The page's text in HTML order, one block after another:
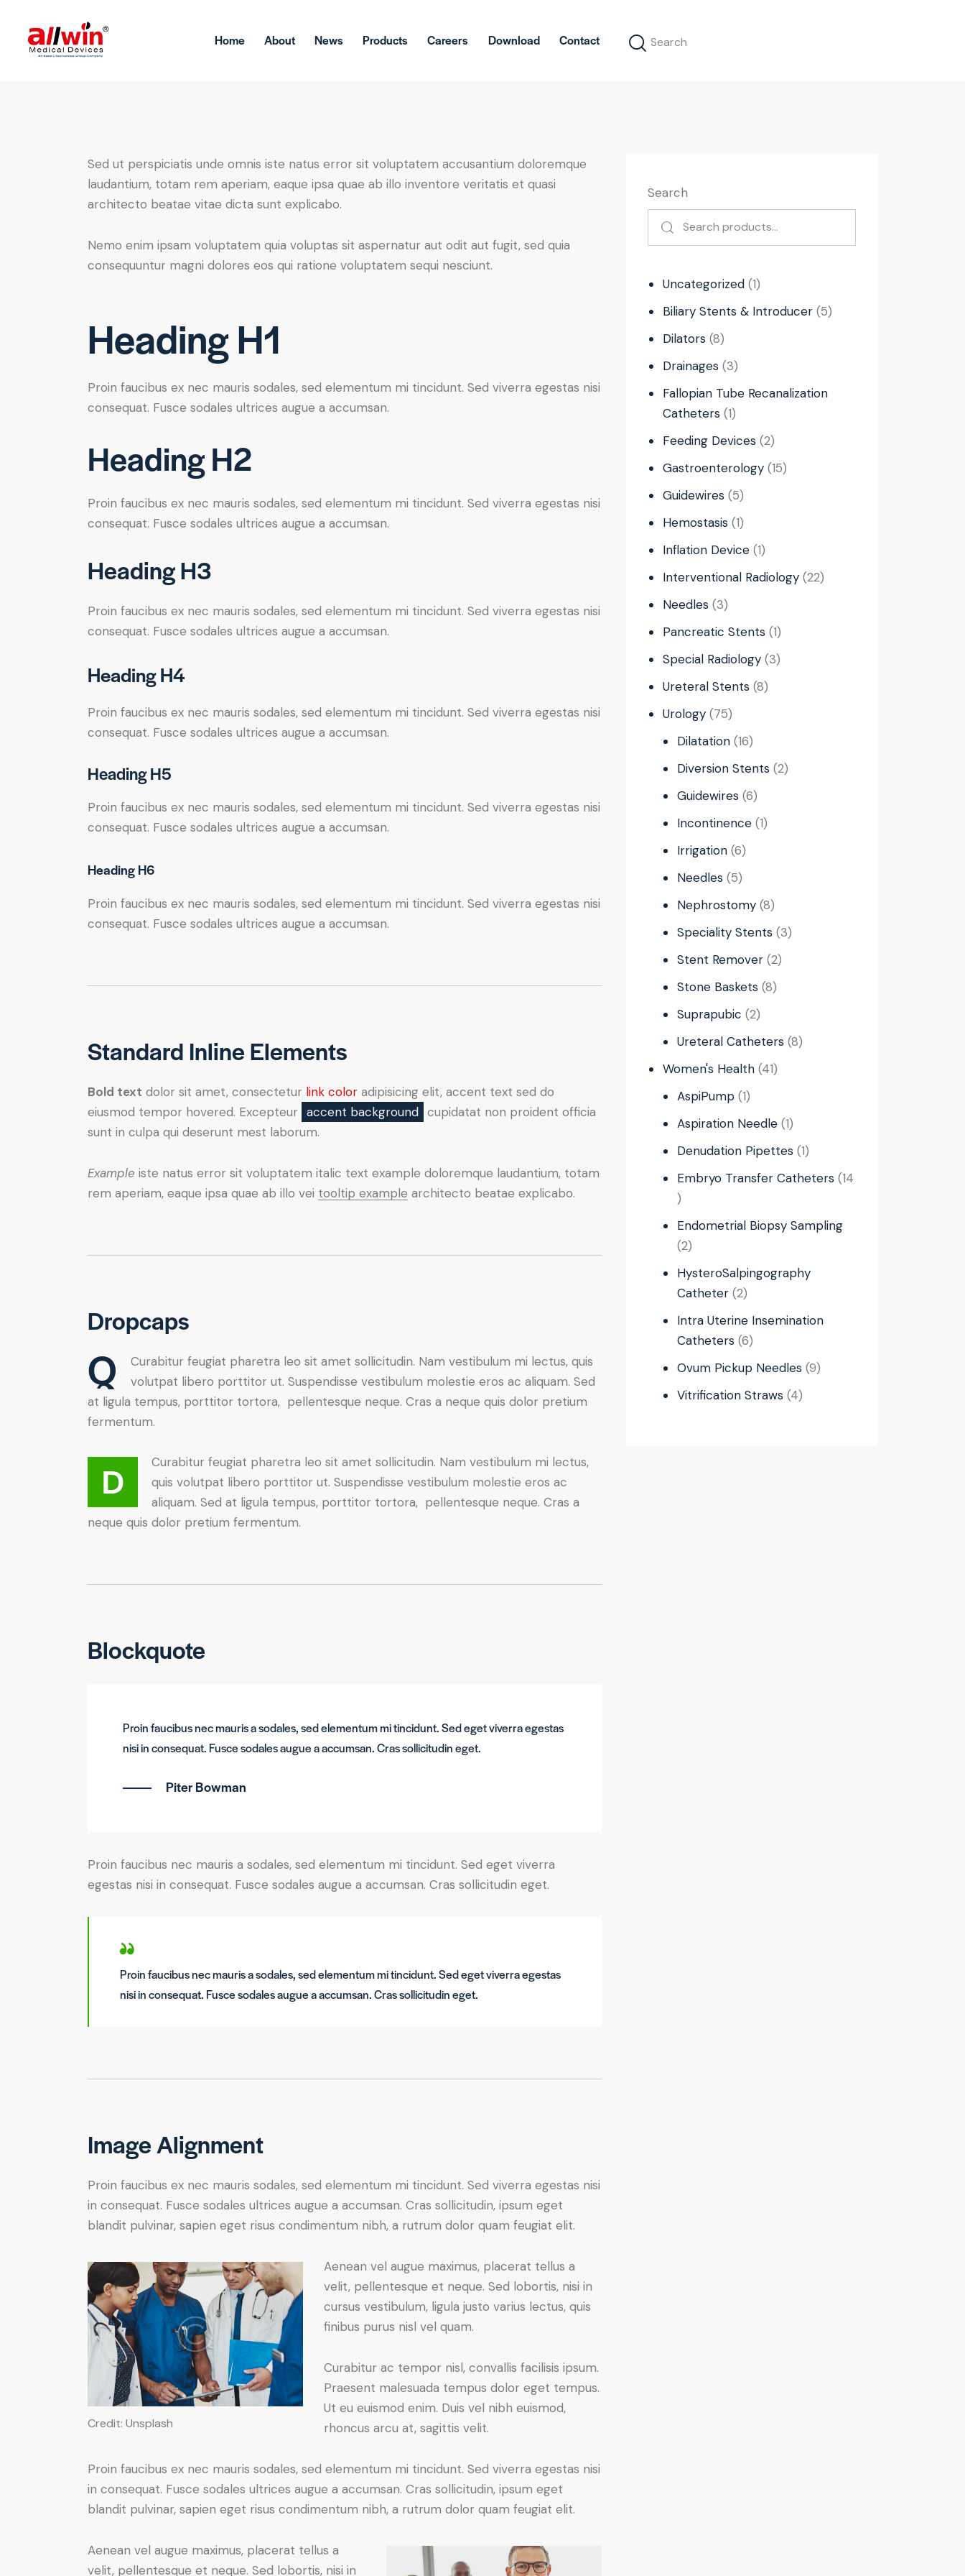
Home About News Products Careers Download Contact
Sed ut perspiciatis unde omnis iste natus error sit voluptatem accusantium doloremque
laudantium, totam rem aperiam, eaque ipsa quae ab illo inventore veritatis et quasi
architecto beatae vitae dicta sunt explicabo.
Nemo enim ipsam voluptatem quia voluptas sit aspernatur aut odit aut fugit, sed quia
consequuntur magni dolores eos qui ratione voluptatem sequi nesciunt.
Heading H1
Proin faucibus ex nec mauris sodales, sed elementum mi tincidunt. Sed viverra egestas nisi
consequat. Fusce sodales ultrices augue a accumsan.
Heading H2
Proin faucibus ex nec mauris sodales, sed elementum mi tincidunt. Sed viverra egestas nisi
consequat. Fusce sodales ultrices augue a accumsan.
Heading H3
Proin faucibus ex nec mauris sodales, sed elementum mi tincidunt. Sed viverra egestas nisi
consequat. Fusce sodales ultrices augue a accumsan.
Heading H4
Proin faucibus ex nec mauris sodales, sed elementum mi tincidunt. Sed viverra egestas nisi
consequat. Fusce sodales ultrices augue a accumsan.
Heading H5
Proin faucibus ex nec mauris sodales, sed elementum mi tincidunt. Sed viverra egestas nisi
consequat. Fusce sodales ultrices augue a accumsan.
Heading H6
Proin faucibus ex nec mauris sodales, sed elementum mi tincidunt. Sed viverra egestas nisi
consequat. Fusce sodales ultrices augue a accumsan.
Standard Inline Elements
Bold text dolor sit amet, consectetur link color adipisicing elit, accent text sed do
eiusmod tempor hovered. Excepteur accent background cupidatat non proident officia
sunt in culpa qui deserunt mest laborum.
Example iste natus error sit voluptatem italic text example doloremque laudantium, totam
rem aperiam, eaque ipsa quae ab illo vei tooltip example architecto beatae explicabo.
Dropcaps
Q
Curabitur feugiat pharetra leo sit amet sollicitudin. Nam vestibulum mi lectus, quis
volutpat libero porttitor ut. Suspendisse vestibulum molestie eros ac aliquam. Sed
at ligula tempus, porttitor tortora, pellentesque neque. Cras a neque quis dolor pretium
fermentum.
D
Curabitur feugiat pharetra leo sit amet sollicitudin. Nam vestibulum mi lectus,
quis volutpat libero porttitor ut. Suspendisse vestibulum molestie eros ac
aliquam. Sed at ligula tempus, porttitor tortora, pellentesque neque. Cras a
neque quis dolor pretium fermentum.
Blockquote
Proin faucibus nec mauris a sodales, sed elementum mi tincidunt. Sed eget viverra egestas
nisi in consequat. Fusce sodales augue a accumsan. Cras sollicitudin eget.
Piter Bowman
Proin faucibus nec mauris a sodales, sed elementum mi tincidunt. Sed eget viverra
egestas nisi in consequat. Fusce sodales augue a accumsan. Cras sollicitudin eget.
Proin faucibus nec mauris a sodales, sed elementum mi tincidunt. Sed eget viverra egestas
nisi in consequat. Fusce sodales augue a accumsan. Cras sollicitudin eget.
Image Alignment
Proin faucibus ex nec mauris sodales, sed elementum mi tincidunt. Sed viverra egestas nisi
in consequat. Fusce sodales ultrices augue a accumsan. Cras sollicitudin, ipsum eget
blandit pulvinar, sapien eget risus condimentum nibh, a rutrum dolor quam feugiat elit.
Credit: Unsplash
Aenean vel augue maximus, placerat tellus a
velit, pellentesque et neque. Sed lobortis, nisi in
cursus vestibulum, ligula justo varius lectus, quis
finibus purus nisl vel quam.
Curabitur ac tempor nisl, convallis facilisis ipsum.
Praesent malesuada tempus dolor eget tempus.
Ut eu euismod enim. Duis vel nibh euismod,
rhoncus arcu at, sagittis velit.
Proin faucibus ex nec mauris sodales, sed elementum mi tincidunt. Sed viverra egestas nisi
in consequat. Fusce sodales ultrices augue a accumsan. Cras sollicitudin, ipsum eget
blandit pulvinar, sapien eget risus condimentum nibh, a rutrum dolor quam feugiat elit.
Aenean vel augue maximus, placerat tellus a
velit, pellentesque et neque. Sed lobortis, nisi in
Search
Uncategorized 1
Biliary Stents & Introducer 5
Dilators 8
Drainages 3
Fallopian Tube Recanalization
Catheters 1
Feeding Devices 2
Gastroenterology 15
Guidewires 5
Hemostasis 1
Inflation Device 1
Interventional Radiology 22
Needles 3
Pancreatic Stents 1
Special Radiology 3
Ureteral Stents 8
Urology 75
Dilatation 16
Diversion Stents 2
Guidewires 6
Incontinence 1
Irrigation 6
Needles 5
Nephrostomy 8
Speciality Stents 3
Stent Remover 2
Stone Baskets 8
Suprapubic 2
Ureteral Catheters 8
Women's Health 41
AspiPump 1
Aspiration Needle 1
Denudation Pipettes 1
Embryo Transfer Catheters 14
Endometrial Biopsy Sampling
2
HysteroSalpingography
Catheter 2
Intra Uterine Insemination
Catheters 6
Ovum Pickup Needles 9
Vitrification Straws 4